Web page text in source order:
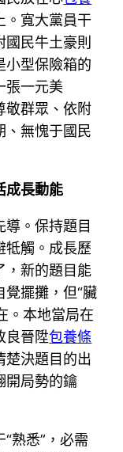
。寬大黨員干
民牛土豪則
小型保險箱的
張一元美
敬群眾、依附
、無愧于國民
成長動能
導。保持題目
牴觸。成長歷
，新的題目能
擺攤，但“臟
。本地當局在
良晉陞包養條
楚決題目的出
開局勢的鑰
熟悉”，必需